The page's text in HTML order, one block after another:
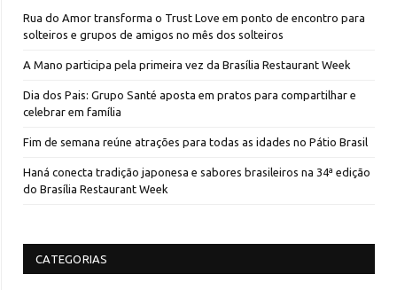
Rua do Amor transforma o Trust Love em ponto de encontro para
solteiros e grupos de amigos no mês dos solteiros
A Mano participa pela primeira vez da Brasília Restaurant Week
Dia dos Pais: Grupo Santé aposta em pratos para compartilhar e
celebrar em família
Fim de semana reúne atrações para todas as idades no Pátio Brasil
Haná conecta tradição japonesa e sabores brasileiros na 34ª edição
do Brasília Restaurant Week
CATEGORIAS